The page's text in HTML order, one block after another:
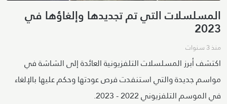
المسلسلات التي تم تجديدها وإلغاؤها في
2023
منذ 3 سنوات
اكتشف أبرز المسلسلات التلفزيونية العائدة إلى الشاشة في
مواسم جديدة والتي استنفدت فرص عودتها وحكم عليها بالإلغاء
في الموسم التلفزيوني 2022 - 2023.